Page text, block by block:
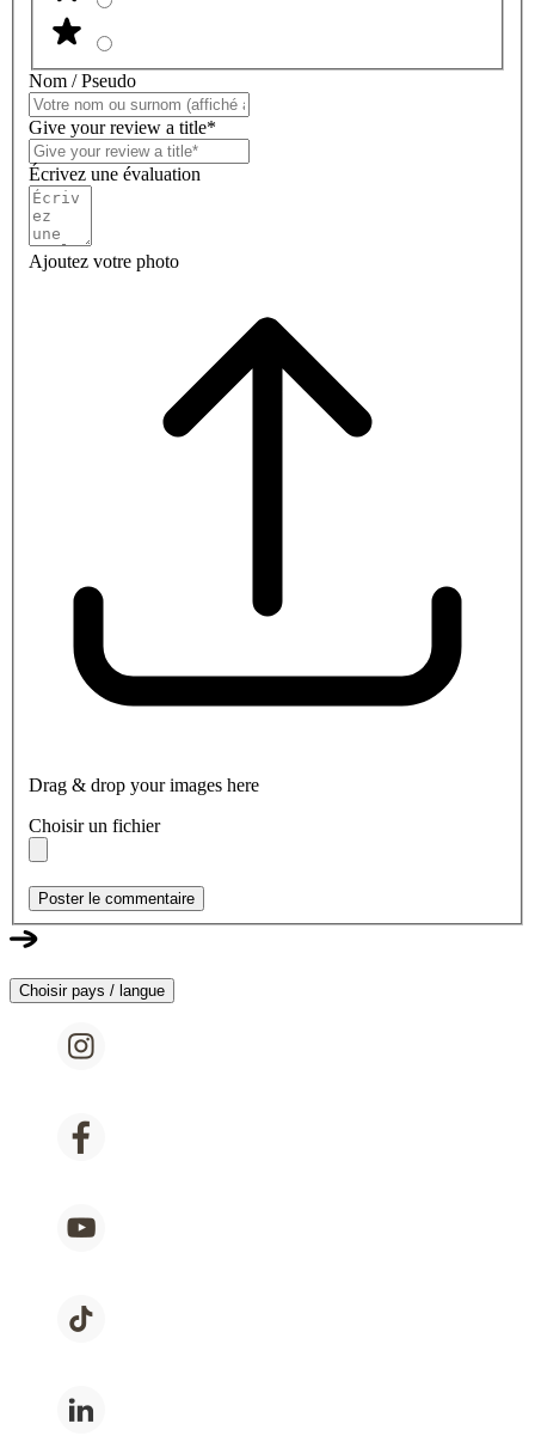
Nom / Pseudo
Give your review a title*
Écrivez une évaluation
Ajoutez votre photo
Drag & drop your images here
Choisir un fichier
Poster le commentaire
Choisir pays / langue